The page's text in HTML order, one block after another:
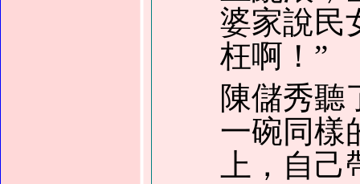
婆家說民
枉啊！”
陳儲秀聽
一碗同樣
上，自